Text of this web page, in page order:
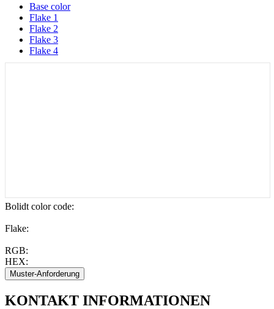
Base color
Flake 1
Flake 2
Flake 3
Flake 4
Bolidt color code:
Flake:
RGB:
HEX:
KONTAKT INFORMATIONEN